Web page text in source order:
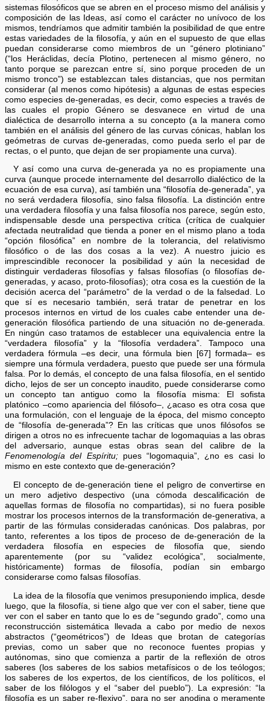
sistemas filosóficos que se abren en el proceso mismo del análisis y
composición de las Ideas, así como el carácter no unívoco de los
mismos, tendríamos que admitir también la posibilidad de que entre
estas variedades de la filosofía, y aún en el supuesto de que ellas
puedan considerarse como miembros de un “género plotiniano”
(“los Heráclidas, decía Plotino, pertenecen al mismo género, no
tanto porque se parezcan entre sí, sino porque proceden de un
mismo tronco”) se establezcan tales distancias, que nos permitan
considerar (al menos como hipótesis) a algunas de estas especies
como especies de-generadas, es decir, como especies a través de
las cuales el propio Género se desvanece en virtud de una
dialéctica de desarrollo interna a su concepto (a la manera como
también en el análisis del género de las curvas cónicas, hablan los
geómetras de curvas de-generadas, como pueda serlo el par de
rectas, o el punto, que dejan de ser propiamente una curva).
Y así como una curva de-generada ya no es propiamente una
curva (aunque procede internamente del desarrollo dialéctico de la
ecuación de esa curva), así también una “filosofía de-generada”, ya
no será verdadera filosofía, sino falsa filosofía. La distinción entre
una verdadera filosofía y una falsa filosofía nos parece, según esto,
indispensable desde una perspectiva crítica (crítica de cualquier
afectada neutralidad que tienda a poner en el mismo plano a toda
“opción filosófica” en nombre de la tolerancia, del relativismo
filosófico o de las dos cosas a la vez). A nuestro juicio es
imprescindible reconocer la posibilidad y aún la necesidad de
distinguir verdaderas filosofías y falsas filosofías (o filosofías de-
generadas, y acaso, proto-filosofías); otra cosa es la cuestión de la
decisión acerca del “parámetro” de la verdad o de la falsedad. Lo
que sí es necesario también, será tratar de penetrar en los
procesos internos en virtud de los cuales cabe entender una de-
generación filosófica partiendo de una situación no de-generada.
En ningún caso tratamos de establecer una equivalencia entre la
“verdadera filosofía” y la “filosofía verdadera”. Tampoco una
verdadera fórmula –es decir, una fórmula bien [67] formada– es
siempre una fórmula verdadera, puesto que puede ser una fórmula
falsa. Por lo demás, el concepto de una falsa filosofía, en el sentido
dicho, lejos de ser un concepto inaudito, puede considerarse como
un concepto tan antiguo como la filosofía misma: El sofista
platónico –como apariencia del filósofo–, ¿acaso es otra cosa que
una formulación, con el lenguaje de la época, del mismo concepto
de “filosofía de-generada”? En las críticas que unos filósofos se
dirigen a otros no es infrecuente tachar de logomaquias a las obras
del adversario, aunque estas obras sean del calibre de la
Fenomenología del Espíritu;pues “logomaquia”, ¿no es casi lo
mismo en este contexto que de-generación?
El concepto de de-generación tiene el peligro de convertirse en
un mero adjetivo despectivo (una cómoda descalificación de
aquellas formas de filosofía no compartidas), si no fuera posible
mostrar los procesos internos de la transformación de-generativa, a
partir de las fórmulas consideradas canónicas. Dos palabras, por
tanto, referentes a los tipos de proceso de de-generación de la
verdadera filosofía en especies de filosofía que, siendo
aparentemente (por su “validez ecológica”, socialmente,
históricamente) formas de filosofía, podían sin embargo
considerarse como falsas filosofías.
La idea de la filosofía que venimos presuponiendo implica, desde
luego, que la filosofía, si tiene algo que ver con el saber, tiene que
ver con el saber en tanto que lo es de “segundo grado”, como una
reconstrucción sistemática llevada a cabo por medio de nexos
abstractos (“geométricos”) de Ideas que brotan de categorías
previas, como un saber que no reconoce fuentes propias y
autónomas, sino que comienza a partir de la reflexión de otros
saberes (los saberes de los sabios metafísicos o de los teólogos;
los saberes de los expertos, de los científicos, de los políticos, el
saber de los filólogos y el “saber del pueblo”). La expresión: “la
filosofía es un saber re-flexivo”, para no ser anodina o meramente